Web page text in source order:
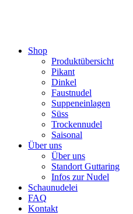
Shop
Produktübersicht
Pikant
Dinkel
Faustnudel
Suppeneinlagen
Süss
Trockennudel
Saisonal
Über uns
Über uns
Standort Guttaring
Infos zur Nudel
Schaunudelei
FAQ
Kontakt